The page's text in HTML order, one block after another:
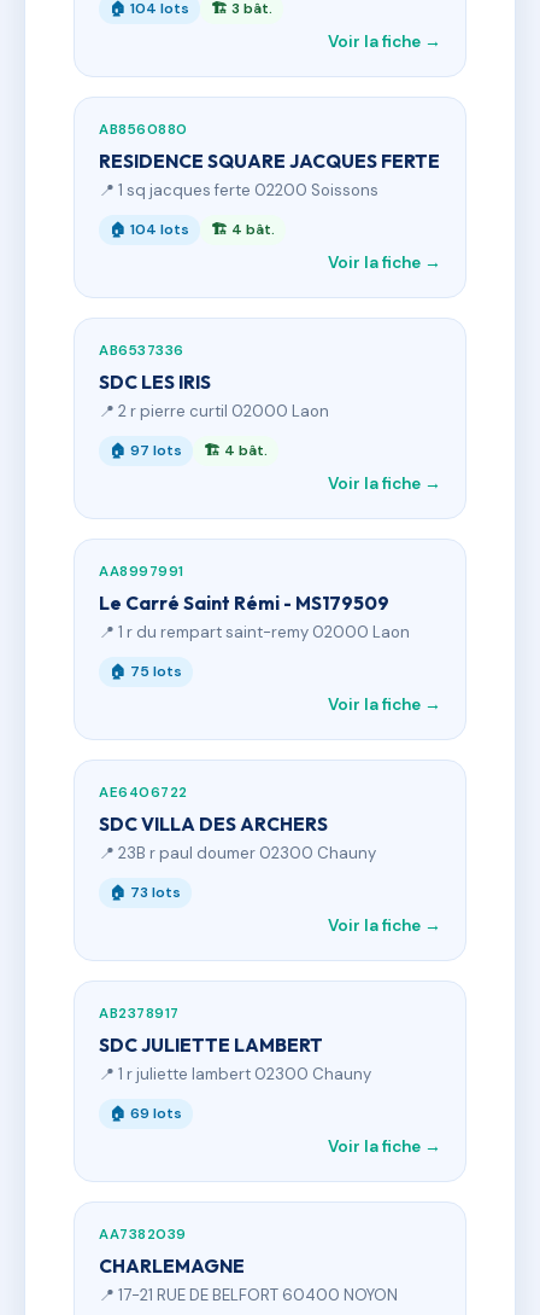
🏠 104 lots 🏗 3 bât.
Voir la fiche →
AB8560880
RESIDENCE SQUARE JACQUES FERTE
📍 1 sq jacques ferte 02200 Soissons
🏠 104 lots 🏗 4 bât.
Voir la fiche →
AB6537336
SDC LES IRIS
📍 2 r pierre curtil 02000 Laon
🏠 97 lots 🏗 4 bât.
Voir la fiche →
AA8997991
Le Carré Saint Rémi - MS179509
📍 1 r du rempart saint-remy 02000 Laon
🏠 75 lots
Voir la fiche →
AE6406722
SDC VILLA DES ARCHERS
📍 23B r paul doumer 02300 Chauny
🏠 73 lots
Voir la fiche →
AB2378917
SDC JULIETTE LAMBERT
📍 1 r juliette lambert 02300 Chauny
🏠 69 lots
Voir la fiche →
AA7382039
CHARLEMAGNE
📍 17-21 RUE DE BELFORT 60400 NOYON